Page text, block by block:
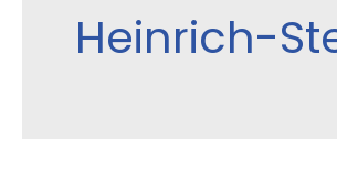
Heinrich-